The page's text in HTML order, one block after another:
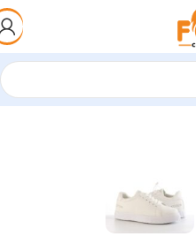
فيتنامي بيج”